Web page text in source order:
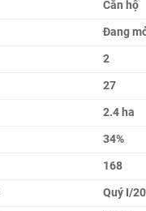
Căn hộ
Đang
2
27
2.4 ha
34%
168
Quý I/